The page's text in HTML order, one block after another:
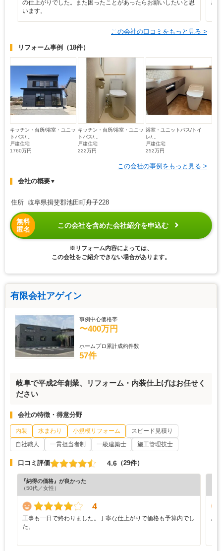
の仕上がりでした。また困ったことがあったらお願いしたいと思
います。
感
この会社の口コミをもっと見る >
リフォーム事例 （18件）
キッチン・台所/浴室・ユニッ
トバス/...
戸建住宅
1760万円
キッチン・台所/浴室・ユニッ
トバス/...
戸建住宅
222万円
浴室・ユニットバス/トイ
レ/...
戸建住宅
252万円
この会社の事例をもっと見る >
会社の概要▼
住所 岐阜県揖斐郡池田町舟子228
無料
匿名
この会社を含めた会社紹介を申込む
※リフォーム内容によっては、
この会社をご紹介できない場合があります。
有限会社アゲイン
事例中心価格帯
〜400万円
ホームプロ累計成約件数
57件
岐阜で平成2年創業、リフォーム・内装仕上げはお任せく
ださい
会社の特徴・得意分野
内装 水まわり 小規模リフォーム
スピード見積り
自社職人
一貫担当者制 一級建築士 施工管理技士
口コミ評価 4.6 （29件）
『納得の価格』が良かった
（50代／女性）
4
工事も一日で終わりました。丁寧な仕上がりで価格も予算内でし
た。
あ